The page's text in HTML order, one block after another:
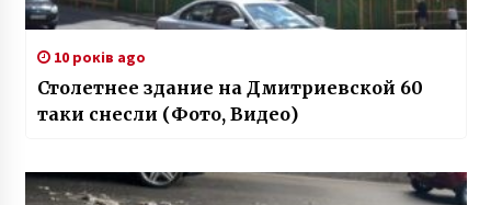
10 років ago
Столетнее здание на Дмитриевской 60
таки снесли (Фото, Видео)